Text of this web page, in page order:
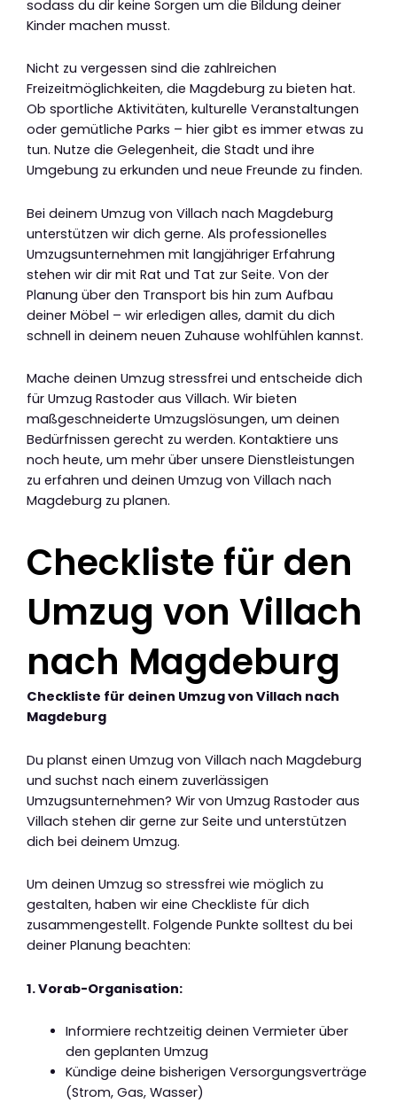
sodass du dir keine Sorgen um die Bildung deiner
Kinder machen musst.
Nicht zu vergessen sind die zahlreichen
Freizeitmöglichkeiten, die Magdeburg zu bieten hat.
Ob sportliche Aktivitäten, kulturelle Veranstaltungen
oder gemütliche Parks – hier gibt es immer etwas zu
tun. Nutze die Gelegenheit, die Stadt und ihre
Umgebung zu erkunden und neue Freunde zu finden.
Bei deinem Umzug von Villach nach Magdeburg
unterstützen wir dich gerne. Als professionelles
Umzugsunternehmen mit langjähriger Erfahrung
stehen wir dir mit Rat und Tat zur Seite. Von der
Planung über den Transport bis hin zum Aufbau
deiner Möbel – wir erledigen alles, damit du dich
schnell in deinem neuen Zuhause wohlfühlen kannst.
Mache deinen Umzug stressfrei und entscheide dich
für Umzug Rastoder aus Villach. Wir bieten
maßgeschneiderte Umzugslösungen, um deinen
Bedürfnissen gerecht zu werden. Kontaktiere uns
noch heute, um mehr über unsere Dienstleistungen
zu erfahren und deinen Umzug von Villach nach
Magdeburg zu planen.
Checkliste für den
Umzug von Villach
nach Magdeburg
Checkliste für deinen Umzug von Villach nach
Magdeburg
Du planst einen Umzug von Villach nach Magdeburg
und suchst nach einem zuverlässigen
Umzugsunternehmen? Wir von Umzug Rastoder aus
Villach stehen dir gerne zur Seite und unterstützen
dich bei deinem Umzug.
Um deinen Umzug so stressfrei wie möglich zu
gestalten, haben wir eine Checkliste für dich
zusammengestellt. Folgende Punkte solltest du bei
deiner Planung beachten:
1. Vorab-Organisation:
Informiere rechtzeitig deinen Vermieter über
den geplanten Umzug
Kündige deine bisherigen Versorgungsverträge
(Strom, Gas, Wasser)